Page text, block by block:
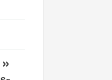
»